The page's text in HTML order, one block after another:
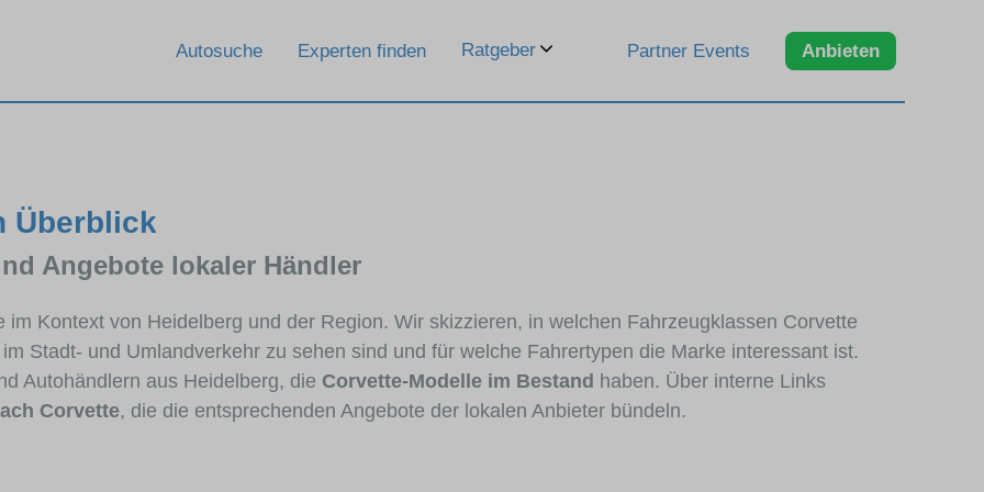
Autosuche Experten finden Ratgeber Partner Events Anbieten
Überblick
Angebote lokaler Händler
Kontext von Heidelberg und der Region. Wir skizzieren, in welchen Fahrzeugklassen Corvette
Stadt- und Umlandverkehr zu sehen sind und für welche Fahrertypen die Marke interessant ist.
Autohändlern aus Heidelberg, die Corvette-Modelle im Bestand haben. Über interne Links
Corvette, die die entsprechenden Angebote der lokalen Anbieter bündeln.